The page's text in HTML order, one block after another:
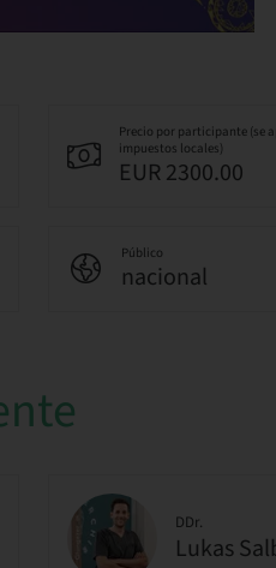
Precio por participante (se
impuestos locales)
EUR 2300.00
Público
nacional
DDr.
Lukas